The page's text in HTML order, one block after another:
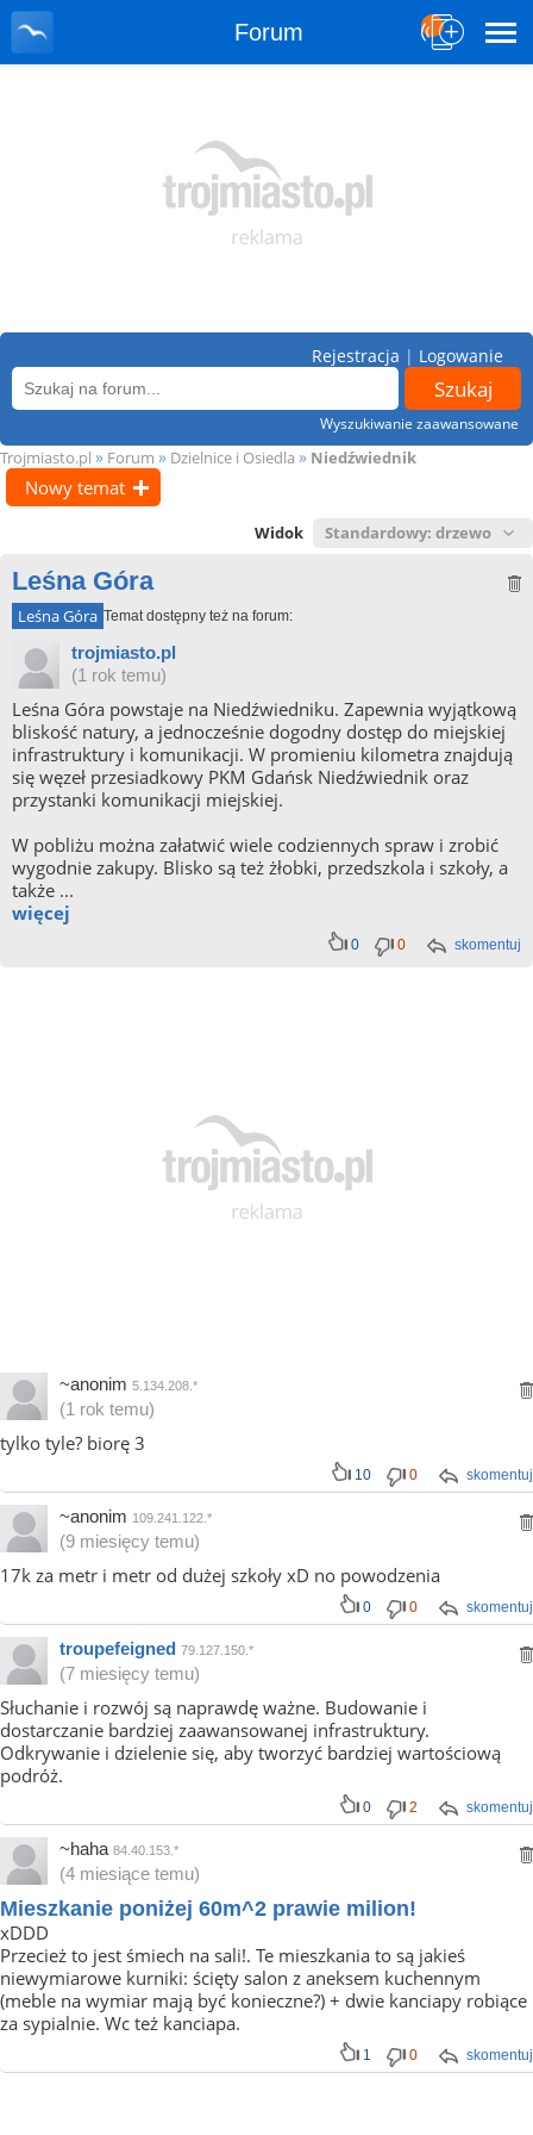
Forum
Wyszukiwanie zaawansowane
Rejestracja | Logowanie
Trojmiasto.pl » Forum » Dzielnice i Osiedla » Niedźwiednik
Nowy temat
Widok
Leśna Góra
Leśna Góra Temat dostępny też na forum:
trojmiasto.pl
(1 rok temu)
Leśna Góra powstaje na Niedźwiedniku. Zapewnia wyjątkową
bliskość natury, a jednocześnie dogodny dostęp do miejskiej
infrastruktury i komunikacji. W promieniu kilometra znajdują
się węzeł przesiadkowy PKM Gdańsk Niedźwiednik oraz
przystanki komunikacji miejskiej.
W pobliżu można załatwić wiele codziennych spraw i zrobić
wygodnie zakupy. Blisko są też żłobki, przedszkola i szkoły, a
także ...
więcej
skomentuj
0 0
~anonim 5.134.208.*
(1 rok temu)
tylko tyle? biorę 3
skomentuj
10 0
~anonim 109.241.122.*
(9 miesięcy temu)
17k za metr i metr od dużej szkoły xD no powodzenia
skomentuj
0 0
troupefeigned 79.127.150.*
(7 miesięcy temu)
Słuchanie i rozwój są naprawdę ważne. Budowanie i
dostarczanie bardziej zaawansowanej infrastruktury.
Odkrywanie i dzielenie się, aby tworzyć bardziej wartościową
podróż.
skomentuj
0 2
~haha 84.40.153.*
(4 miesiące temu)
Mieszkanie poniżej 60m^2 prawie milion!
xDDD
Przecież to jest śmiech na sali!. Te mieszkania to są jakieś
niewymiarowe kurniki: ścięty salon z aneksem kuchennym
(meble na wymiar mają być konieczne?) + dwie kanciapy robiące
za sypialnie. Wc też kanciapa.
skomentuj
1 0